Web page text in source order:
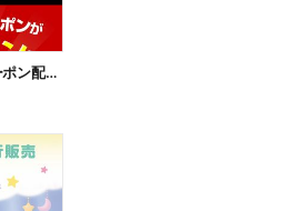
【おトク】お店で使えるクーポン配信中